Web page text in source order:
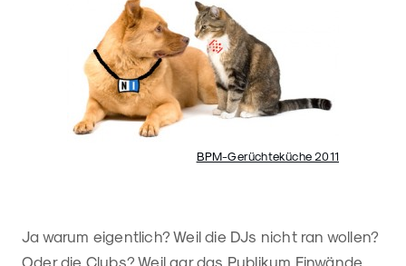
BPM-Gerüchteküche 2011
Ja warum eigentlich? Weil die DJs nicht ran wollen?
Oder die Clubs? Weil gar das Publikum Einwände